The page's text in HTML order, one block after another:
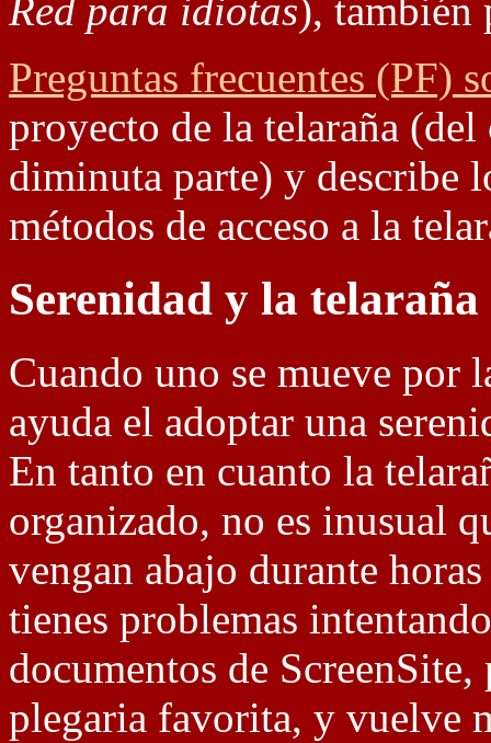
Red para idiotas), también
Preguntas frecuentes (PF)
proyecto de la telaraña
diminuta parte) y describe
métodos de acceso a la
Serenidad y la telaraña
Cuando uno se mueve por
ayuda el adoptar una
En tanto en cuanto la
organizado, no es inusual
vengan abajo durante
tienes problemas
documentos de
plegaria favorita, y vuelve